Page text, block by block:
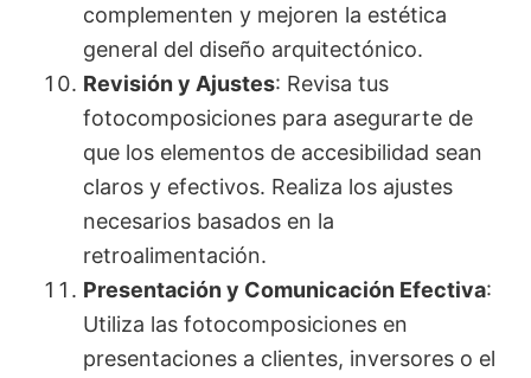
complementen y mejoren la estética
general del diseño arquitectónico.
Revisión y Ajustes: Revisa tus
fotocomposiciones para asegurarte de
que los elementos de accesibilidad sean
claros y efectivos. Realiza los ajustes
necesarios basados en la
retroalimentación.
Presentación y Comunicación Efectiva:
Utiliza las fotocomposiciones en
presentaciones a clientes, inversores o el